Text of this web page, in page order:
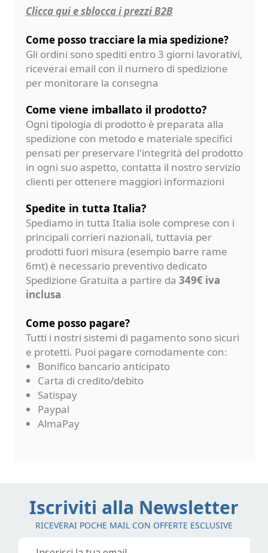
Clicca qui e sblocca i prezzi B2B
Come posso tracciare la mia spedizione?
Gli ordini sono spediti entro 3 giorni lavorativi,
riceverai email con il numero di spedizione
per monitorare la consegna
Come viene imballato il prodotto?
Ogni tipologia di prodotto è preparata alla
spedizione con metodo e materiale specifici
pensati per preservare l'integrità del prodotto
in ogni suo aspetto, contatta il nostro servizio
clienti per ottenere maggiori informazioni
Spedite in tutta Italia?
Spediamo in tutta Italia isole comprese con i
principali corrieri nazionali, tuttavia per
prodotti fuori misura (esempio barre rame
6mt) è necessario preventivo dedicato
Spedizione Gratuita a partire da 349€ iva
inclusa
Come posso pagare?
Tutti i nostri sistemi di pagamento sono sicuri
e protetti. Puoi pagare comodamente con:
Bonifico bancario anticipato
Carta di credito/debito
Satispay
Paypal
AlmaPay
Iscriviti alla Newsletter
RICEVERAI POCHE MAIL CON OFFERTE ESCLUSIVE
Iscriviti